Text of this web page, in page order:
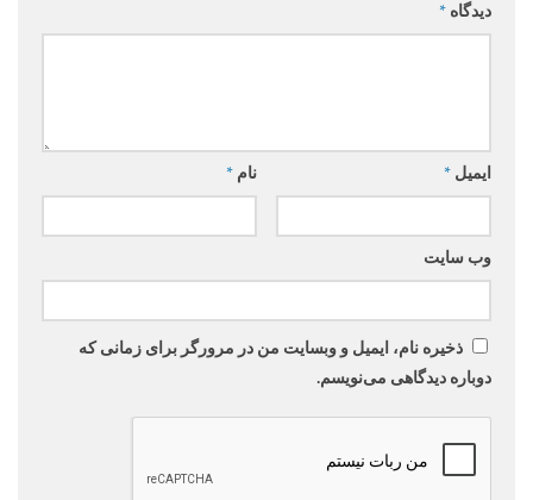
دیدگاه *
نام * ایمیل *
وب‌ سایت
ذخیره نام، ایمیل و وبسایت من در مرورگر برای زمانی که
دوباره دیدگاهی می‌نویسم.